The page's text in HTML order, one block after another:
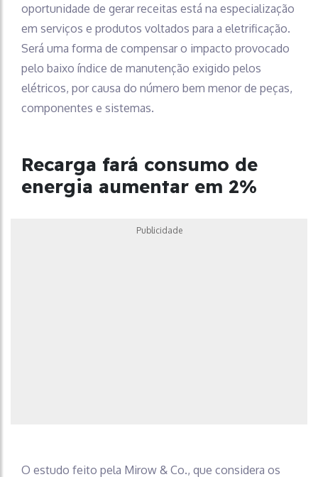
oportunidade de gerar receitas está na especialização
em serviços e produtos voltados para a eletrificação.
Será uma forma de compensar o impacto provocado
pelo baixo índice de manutenção exigido pelos
elétricos, por causa do número bem menor de peças,
componentes e sistemas.
Recarga fará consumo de
energia aumentar em 2%
Publicidade
O estudo feito pela Mirow & Co., que considera os